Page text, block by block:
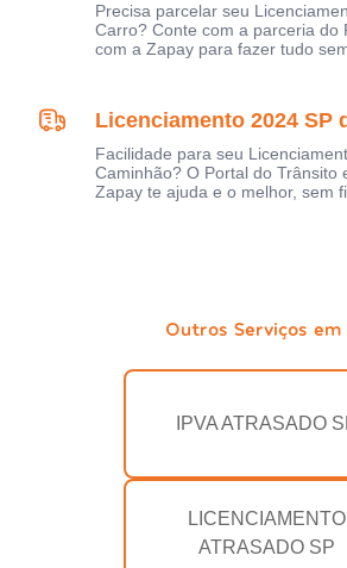
Precisa parcelar seu
Carro? Conte com a parceria do
com a Zapay para fazer tudo
Licenciamento 2024 SP
Facilidade para seu
Caminhão? O Portal do Trânsito
Zapay te ajuda e o melhor, sem
Outros Serviços em
IPVA ATRASADO
LICENCIAMENTO
ATRASADO SP